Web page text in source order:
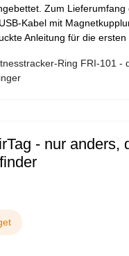
Zum Lieferumfang
Kabel mit
Anleitung für die ersten
Ring FRI-101 -
- nur anders,